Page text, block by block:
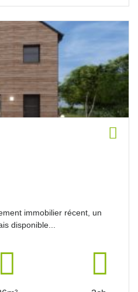
immobilier récent, un
disponible...